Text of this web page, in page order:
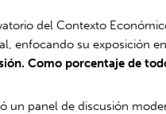
del Contexto
enfocando su exposición
Como porcentaje de
un panel de discusión